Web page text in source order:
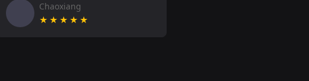
Chaoxiang
★★★★★